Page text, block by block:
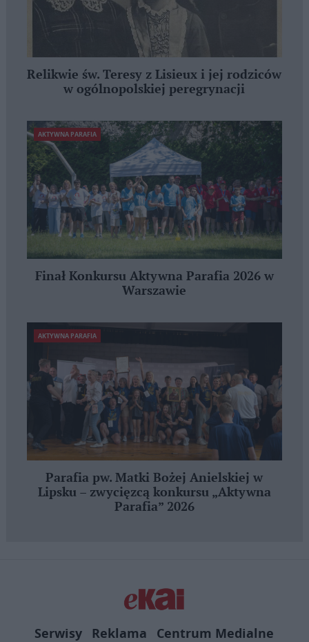
Relikwie św. Teresy z Lisieux i jej rodziców
w ogólnopolskiej peregrynacji
AKTYWNA PARAFIA
Finał Konkursu Aktywna Parafia 2026 w
Warszawie
AKTYWNA PARAFIA
Parafia pw. Matki Bożej Anielskiej w
Lipsku – zwycięzcą konkursu „Aktywna
Parafia” 2026
Serwisy Reklama Centrum Medialne